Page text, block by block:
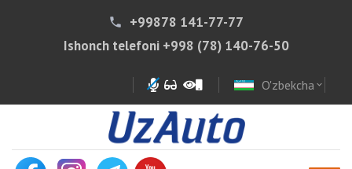
phone
+99878 141-77-77
Ishonch telefoni +998 (78) 140-76-50
O'zbekcha expand_more